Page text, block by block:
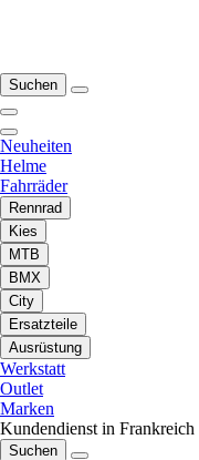
Suchen
Neuheiten
Helme
Fahrräder
Rennrad
Kies
MTB
BMX
City
Ersatzteile
Ausrüstung
Werkstatt
Outlet
Marken
Kundendienst in Frankreich
Suchen